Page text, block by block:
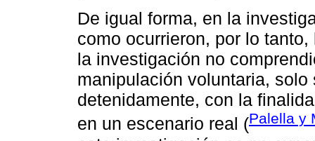
De igual forma, en la
como ocurrieron, por lo
la investigación no
manipulación voluntaria,
detenidamente, con la
en un escenario real (Palella y